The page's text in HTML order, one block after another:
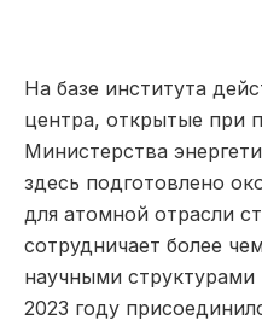
На базе института
центра, открытые
Министерства
здесь подготовлено
для атомной отрасли
сотрудничает более
научными
2023 году